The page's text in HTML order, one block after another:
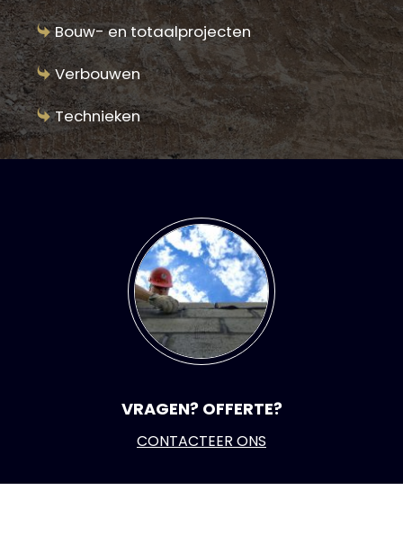
Bouw- en totaalprojecten
Verbouwen
Technieken
VRAGEN? OFFERTE?
CONTACTEER ONS